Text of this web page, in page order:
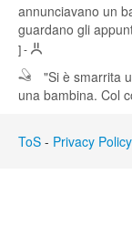
annunciavano un
guardano gli
]-
"Si è smarrita
una bambina. Col
ToS - Privacy Policy